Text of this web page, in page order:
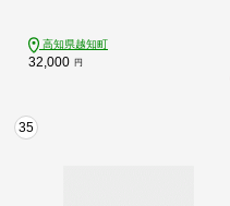
高知県越知町
32,000 円
35